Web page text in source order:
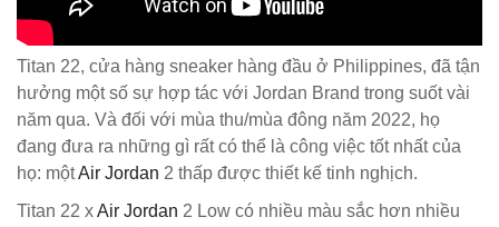
Titan 22, cửa hàng sneaker hàng đầu ở Philippines, đã tận
hưởng một số sự hợp tác với Jordan Brand trong suốt vài
năm qua. Và đối với mùa thu/mùa đông năm 2022, họ
đang đưa ra những gì rất có thể là công việc tốt nhất của
họ: mộtAir Jordan 2 thấp được thiết kế tinh nghịch.
Titan 22 xAir Jordan 2 Low có nhiều màu sắc hơn nhiều